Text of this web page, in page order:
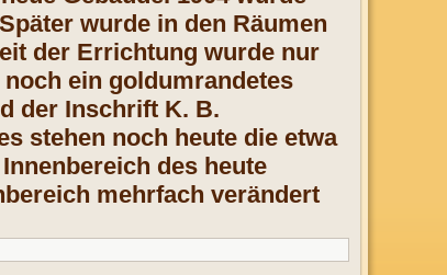
wurde in den Räumen
der Errichtung wurde nur
ein goldumrandetes
der Inschrift K. B.
stehen noch heute die etwa
des heute
mehrfach verändert